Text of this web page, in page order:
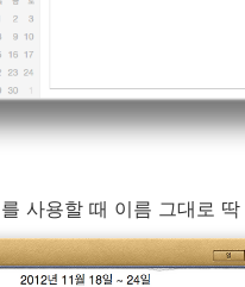
사용할 때 이름 그대로